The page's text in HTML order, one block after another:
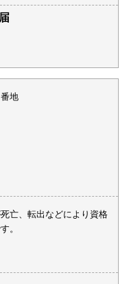
地
亡、転出などにより資格
。